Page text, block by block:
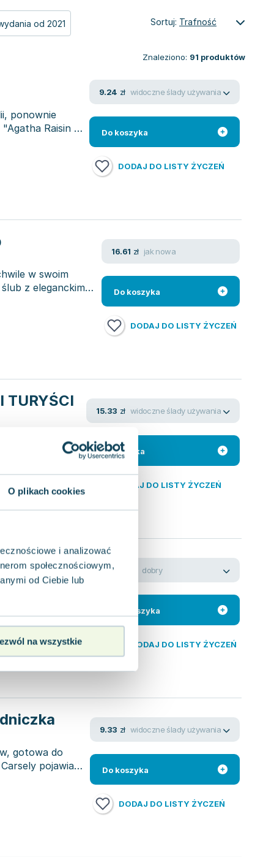
O plikach cookies
i analizować
społecznościowym,
od Ciebie lub
na wszystkie
od 2021 Sortuj: Trafność
Znaleziono: 91 produktów
ponownie
Raisin i
9.24 zł widoczne ślady używania
Do koszyka
DODAJ DO LISTY ŻYCZEŃ
w swoim
z eleganckim,
16.61 zł jak nowa
Do koszyka
DODAJ DO LISTY ŻYCZEŃ
TURYŚCI
15.33 zł widoczne ślady używania
Do koszyka
DODAJ DO LISTY ŻYCZEŃ
dając nam
2.32 dobry
Do koszyka
DODAJ DO LISTY ŻYCZEŃ
gotowa do
pojawia
9.33 zł widoczne ślady używania
Do koszyka
DODAJ DO LISTY ŻYCZEŃ